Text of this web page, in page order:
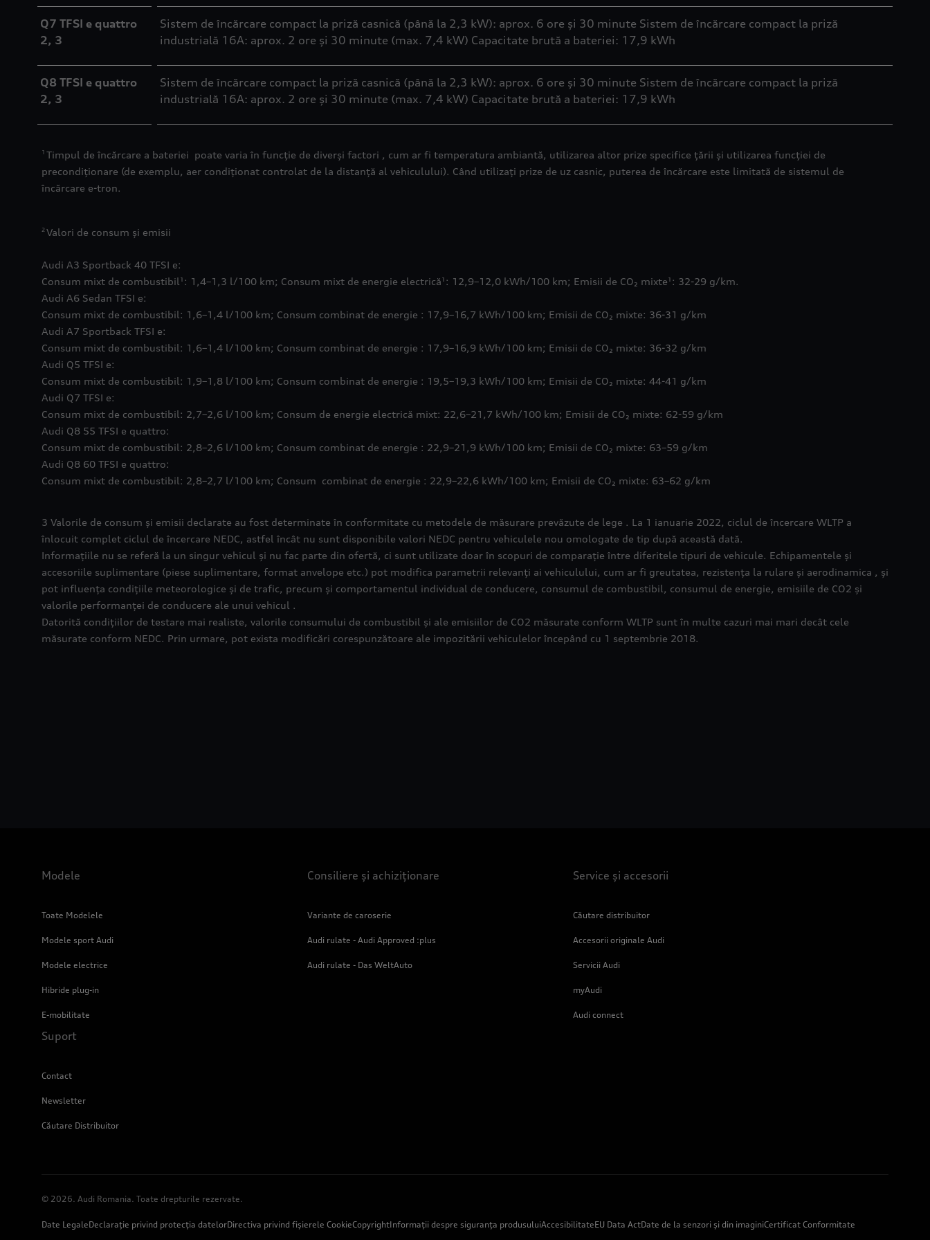
Q7 TFSI e quattro
2, 3
Sistem de încărcare compact la priză casnică (până la 2,3 kW): aprox. 6 ore și 30 minute Sistem de încărcare compact la priză
industrială 16A: aprox. 2 ore și 30 minute (max. 7,4 kW) Capacitate brută a bateriei: 17,9 kWh
Q8 TFSI e quattro
2, 3
Sistem de încărcare compact la priză casnică (până la 2,3 kW): aprox. 6 ore și 30 minute Sistem de încărcare compact la priză
industrială 16A: aprox. 2 ore și 30 minute (max. 7,4 kW) Capacitate brută a bateriei: 17,9 kWh
1 Timpul de încărcare a bateriei poate varia în funcție de diverși factori , cum ar fi temperatura ambiantă, utilizarea altor prize specifice țării și utilizarea funcției de
precondiționare (de exemplu, aer condiționat controlat de la distanță al vehiculului). Când utilizați prize de uz casnic, puterea de încărcare este limitată de sistemul de
încărcare e-tron.
2 Valori de consum și emisii
Audi A3 Sportback 40 TFSI e:
Consum mixt de combustibil¹: 1,4–1,3 l/100 km; Consum mixt de energie electrică¹: 12,9–12,0 kWh/100 km; Emisii de CO₂ mixte¹: 32-29 g/km.
Audi A6 Sedan TFSI e:
Consum mixt de combustibil: 1,6–1,4 l/100 km; Consum combinat de energie : 17,9–16,7 kWh/100 km; Emisii de CO₂ mixte: 36-31 g/km
Audi A7 Sportback TFSI e:
Consum mixt de combustibil: 1,6–1,4 l/100 km; Consum combinat de energie : 17,9–16,9 kWh/100 km; Emisii de CO₂ mixte: 36-32 g/km
Audi Q5 TFSI e:
Consum mixt de combustibil: 1,9–1,8 l/100 km; Consum combinat de energie : 19,5–19,3 kWh/100 km; Emisii de CO₂ mixte: 44-41 g/km
Audi Q7 TFSI e:
Consum mixt de combustibil: 2,7–2,6 l/100 km; Consum de energie electrică mixt: 22,6–21,7 kWh/100 km; Emisii de CO₂ mixte: 62-59 g/km
Audi Q8 55 TFSI e quattro:
Consum mixt de combustibil: 2,8–2,6 l/100 km; Consum combinat de energie : 22,9–21,9 kWh/100 km; Emisii de CO₂ mixte: 63–59 g/km
Audi Q8 60 TFSI e quattro:
Consum mixt de combustibil: 2,8–2,7 l/100 km; Consum combinat de energie : 22,9–22,6 kWh/100 km; Emisii de CO₂ mixte: 63–62 g/km
3 Valorile de consum și emisii declarate au fost determinate în conformitate cu metodele de măsurare prevăzute de lege . La 1 ianuarie 2022, ciclul de încercare WLTP a
înlocuit complet ciclul de încercare NEDC, astfel încât nu sunt disponibile valori NEDC pentru vehiculele nou omologate de tip după această dată.
Informațiile nu se referă la un singur vehicul și nu fac parte din ofertă, ci sunt utilizate doar în scopuri de comparație între diferitele tipuri de vehicule. Echipamentele și
accesoriile suplimentare (piese suplimentare, format anvelope etc.) pot modifica parametrii relevanți ai vehiculului, cum ar fi greutatea, rezistența la rulare și aerodinamica , și
pot influența condițiile meteorologice și de trafic, precum și comportamentul individual de conducere, consumul de combustibil, consumul de energie, emisiile de CO2 și
valorile performanței de conducere ale unui vehicul .
Datorită condițiilor de testare mai realiste, valorile consumului de combustibil și ale emisiilor de CO2 măsurate conform WLTP sunt în multe cazuri mai mari decât cele
măsurate conform NEDC. Prin urmare, pot exista modificări corespunzătoare ale impozitării vehiculelor începând cu 1 septembrie 2018.
Modele
Toate Modelele
Modele sport Audi
Modele electrice
Hibride plug-in
E-mobilitate
Consiliere și achiziționare
Variante de caroserie
Audi rulate - Audi Approved :plus
Audi rulate - Das WeltAuto
Service și accesorii
Căutare distribuitor
Accesorii originale Audi
Servicii Audi
myAudi
Audi connect
Suport
Contact
Newsletter
Căutare Distribuitor
© 2026. Audi Romania. Toate drepturile rezervate.
Date LegaleDeclarație privind protecția datelorDirectiva privind fișierele CookieCopyrightInformații despre siguranța produsuluiAccesibilitateEU Data ActDate de la senzori și din imaginiCertificat Conformitate